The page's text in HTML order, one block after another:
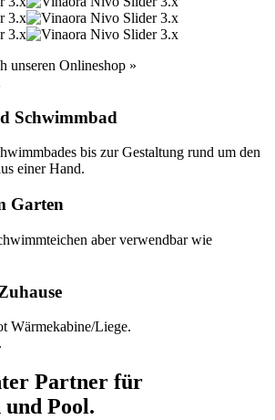
unseren Onlineshop »
Schwimmbad
bis zur Gestaltung rund um den
einer Hand.
Garten
aber verwendbar wie
Wärmekabine/Liege.
Partner für
Pool.